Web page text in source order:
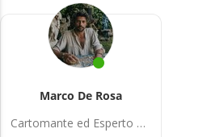
Marco De Rosa
Cartomante ed Esperto di Tarocchi